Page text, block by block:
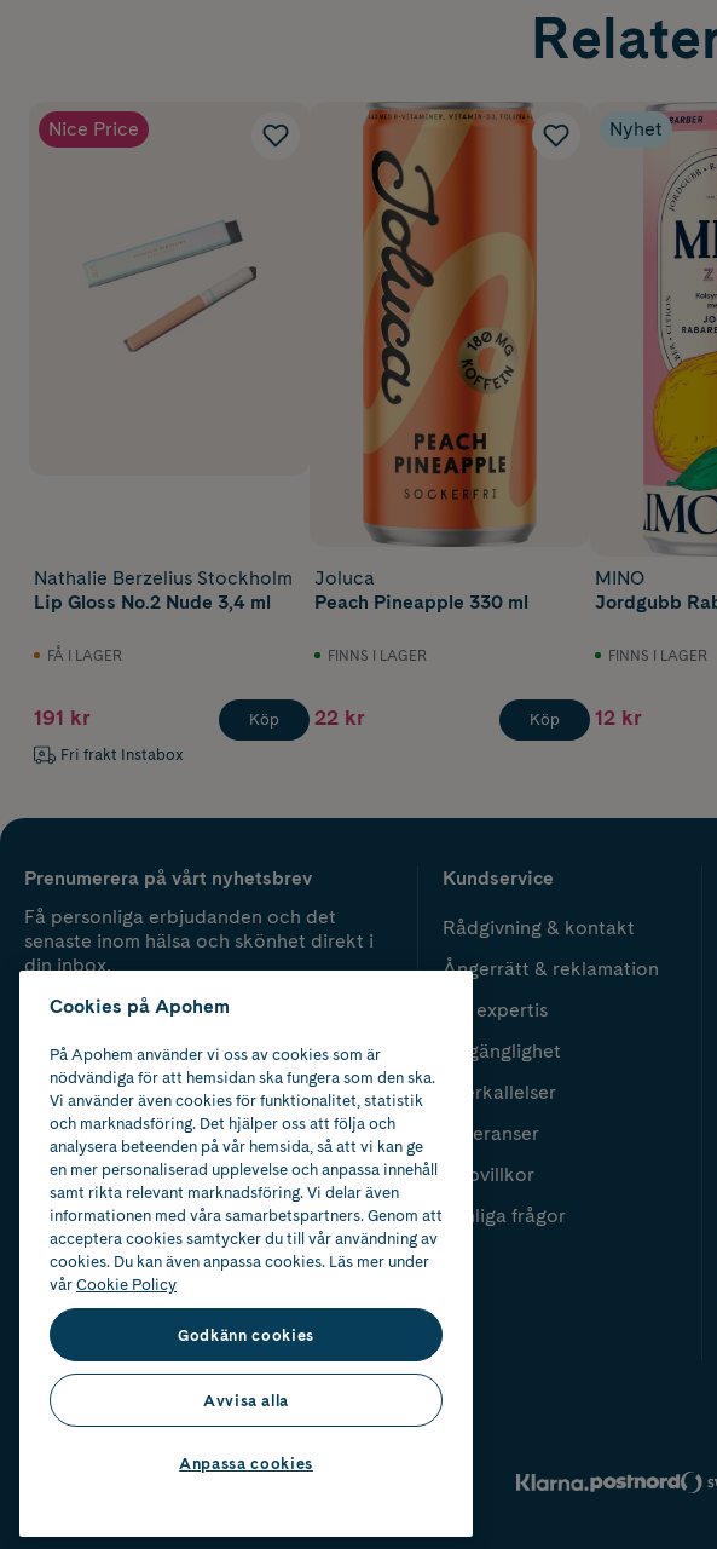
Nice Price
Nathalie Berzelius Stockholm
Lip Gloss No.2 Nude 3,4 ml
FÅ I LAGER
191 kr
Fri frakt Instabox
Köp
Joluca
Peach Pineapple 330 ml
FINNS I LAGER
22 kr Köp
Nyhet
MINO
Jordgubb
FINNS I LAGER
12 kr
Prenumerera på vårt nyhetsbrev
Få personliga erbjudanden och det
senaste inom hälsa och skönhet direkt i
din inbox.
Kundservice
Rådgivning & kontakt
Ångerrätt & reklamation
Vår expertis
Tillgänglighet
Återkallelser
Leveranser
Köpvillkor
Vanliga frågor
Cookies på Apohem
På Apohem använder vi oss av cookies som är
nödvändiga för att hemsidan ska fungera som den ska.
Vi använder även cookies för funktionalitet, statistik
och marknadsföring. Det hjälper oss att följa och
analysera beteenden på vår hemsida, så att vi kan ge
en mer personaliserad upplevelse och anpassa innehåll
samt rikta relevant marknadsföring. Vi delar även
informationen med våra samarbetspartners. Genom att
acceptera cookies samtycker du till vår användning av
cookies. Du kan även anpassa cookies. Läs mer under
vårCookie Policy
Godkänn cookies
Avvisa alla
Anpassa cookies